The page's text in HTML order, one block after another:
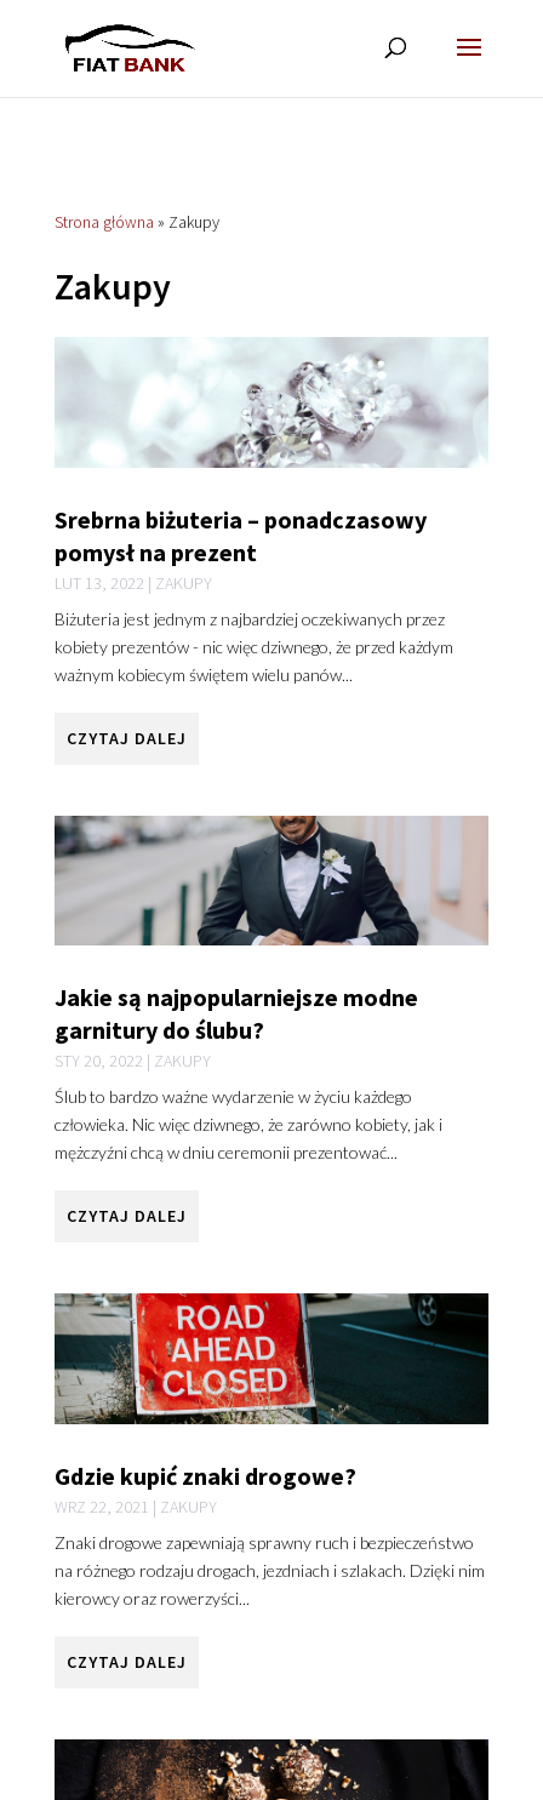
Strona główna » Zakupy
Zakupy
Srebrna biżuteria – ponadczasowy
pomysł na prezent
LUT 13, 2022 | ZAKUPY
Biżuteria jest jednym z najbardziej oczekiwanych przez
kobiety prezentów - nic więc dziwnego, że przed każdym
ważnym kobiecym świętem wielu panów...
CZYTAJ DALEJ
Jakie są najpopularniejsze modne
garnitury do ślubu?
STY 20, 2022 | ZAKUPY
Ślub to bardzo ważne wydarzenie w życiu każdego
człowieka. Nic więc dziwnego, że zarówno kobiety, jak i
mężczyźni chcą w dniu ceremonii prezentować...
CZYTAJ DALEJ
Gdzie kupić znaki drogowe?
WRZ 22, 2021 | ZAKUPY
Znaki drogowe zapewniają sprawny ruch i bezpieczeństwo
na różnego rodzaju drogach, jezdniach i szlakach. Dzięki nim
kierowcy oraz rowerzyści...
CZYTAJ DALEJ